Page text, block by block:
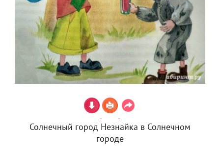
Солнечный город Незнайка в Солнечном
городе